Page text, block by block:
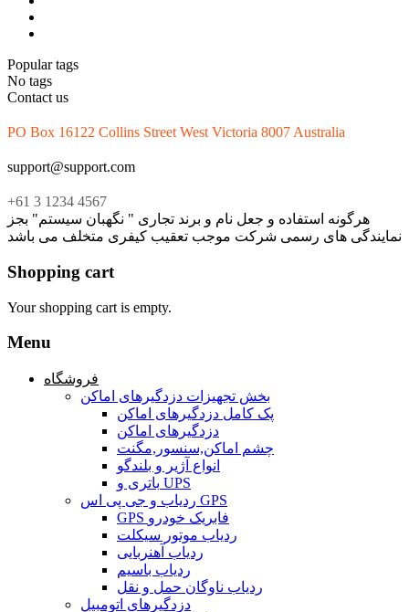
Popular tags
No tags
Contact us
PO Box 16122 Collins Street West Victoria 8007 Australia
support@support.com
+61 3 1234 4567
هرگونه استفاده و جعل نام و برند تجاری " نگهبان سیستم" بجز
نمایندگی های رسمی شرکت موجب تعقیب کیفری متخلف می باشد
Shopping cart
Your shopping cart is empty.
Menu
فروشگاه
بخش تجهیزات دزدگیرهای اماکن
پک کامل دزدگیرهای اماکن
دزدگیرهای اماکن
چشم اماکن,سنسور,مگنت
انواع آژیر و بلندگو
باتری و UPS
ردیاب و جی پی اس GPS
GPS فابریک خودرو
ردیاب موتور سیکلت
ردیاب آهنربایی
ردیاب باسیم
ردیاب ناوگان حمل و نقل
دزدگیرهای اتومبیل